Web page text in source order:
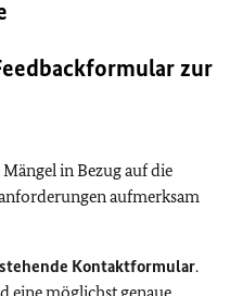
zur
in Bezug auf die
aufmerksam
Kontaktformular.